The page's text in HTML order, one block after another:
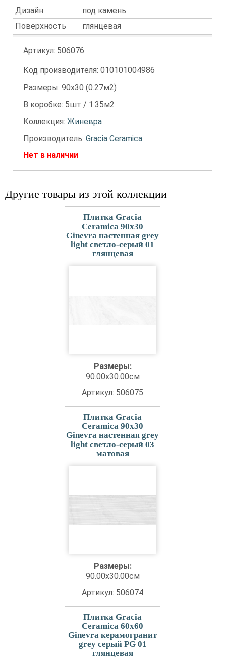
Дизайн
под камень
Поверхность
глянцевая
Артикул: 506076
Код производителя: 010101004986
Размеры: 90х30 (0.27м2)
В коробке: 5шт / 1.35м2
Коллекция: Жиневра
Производитель: Gracia Ceramica
Нет в наличии
Другие товары из этой коллекции
Плитка Gracia
Ceramica 90x30
Ginevra настенная grey
light светло-серый 01
глянцевая
Размеры:
90.00x30.00см
Артикул: 506075
Плитка Gracia
Ceramica 90x30
Ginevra настенная grey
light светло-серый 03
матовая
Размеры:
90.00x30.00см
Артикул: 506074
Плитка Gracia
Ceramica 60x60
Ginevra керамогранит
grey серый PG 01
глянцевая